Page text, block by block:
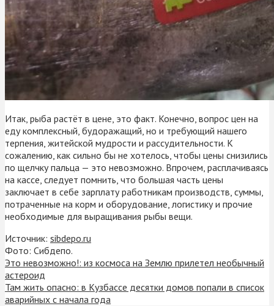
Итак, рыба растёт в цене, это факт. Конечно, вопрос цен на
еду комплексный, будоражащий, но и требующий нашего
терпения, житейской мудрости и рассудительности. К
сожалению, как сильно бы не хотелось, чтобы цены снизились
по щелчку пальца — это невозможно. Впрочем, расплачиваясь
на кассе, следует помнить, что большая часть цены
заключает в себе зарплату работникам производств, суммы,
потраченные на корм и оборудование, логистику и прочие
необходимые для выращивания рыбы вещи.
Источник: sibdepo.ru
Фото: Сибдепо.
Это невозможно!: из космоса на Землю прилетел необычный
астероид
Там жить опасно: в Кузбассе десятки домов попали в список
аварийных с начала года